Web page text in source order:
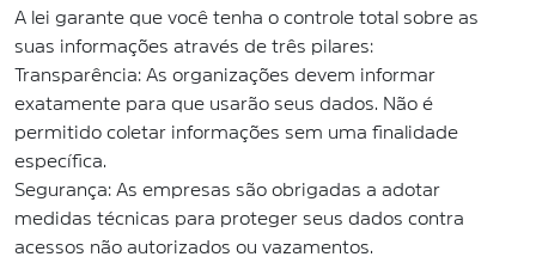
A lei garante que você tenha o controle total sobre as
suas informações através de três pilares:
Transparência: As organizações devem informar
exatamente para que usarão seus dados. Não é
permitido coletar informações sem uma finalidade
específica.
Segurança: As empresas são obrigadas a adotar
medidas técnicas para proteger seus dados contra
acessos não autorizados ou vazamentos.